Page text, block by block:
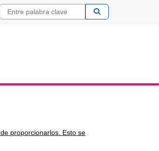
Entre palabra
proporcionarlos. Esto se